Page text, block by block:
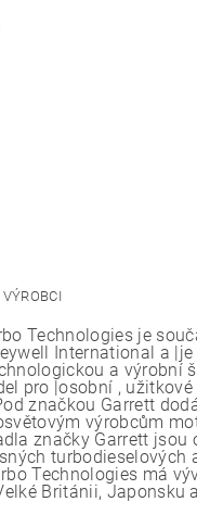
Technologies je
International a
a výrobní
pro |osobní ,
značkou Garrett
výrobcům
značky Garrett jsou
turbodieselových
Technologies má
Británii, Japonsku